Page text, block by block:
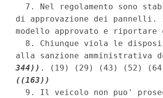
7. Nel regolamento sono
di approvazione dei
modello approvato e
8. Chiunque viola le
alla sanzione amministrativa
344))
((163))
9. Il veicolo non puo'